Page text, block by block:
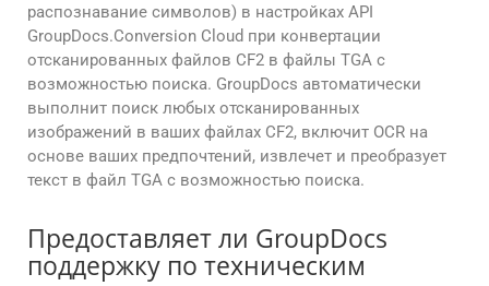
распознавание символов) в настройках API
GroupDocs.Conversion Cloud при конвертации
отсканированных файлов CF2 в файлы TGA с
возможностью поиска. GroupDocs автоматически
выполнит поиск любых отсканированных
изображений в ваших файлах CF2, включит OCR на
основе ваших предпочтений, извлечет и преобразует
текст в файл TGA с возможностью поиска.
Предоставляет ли GroupDocs
поддержку по техническим